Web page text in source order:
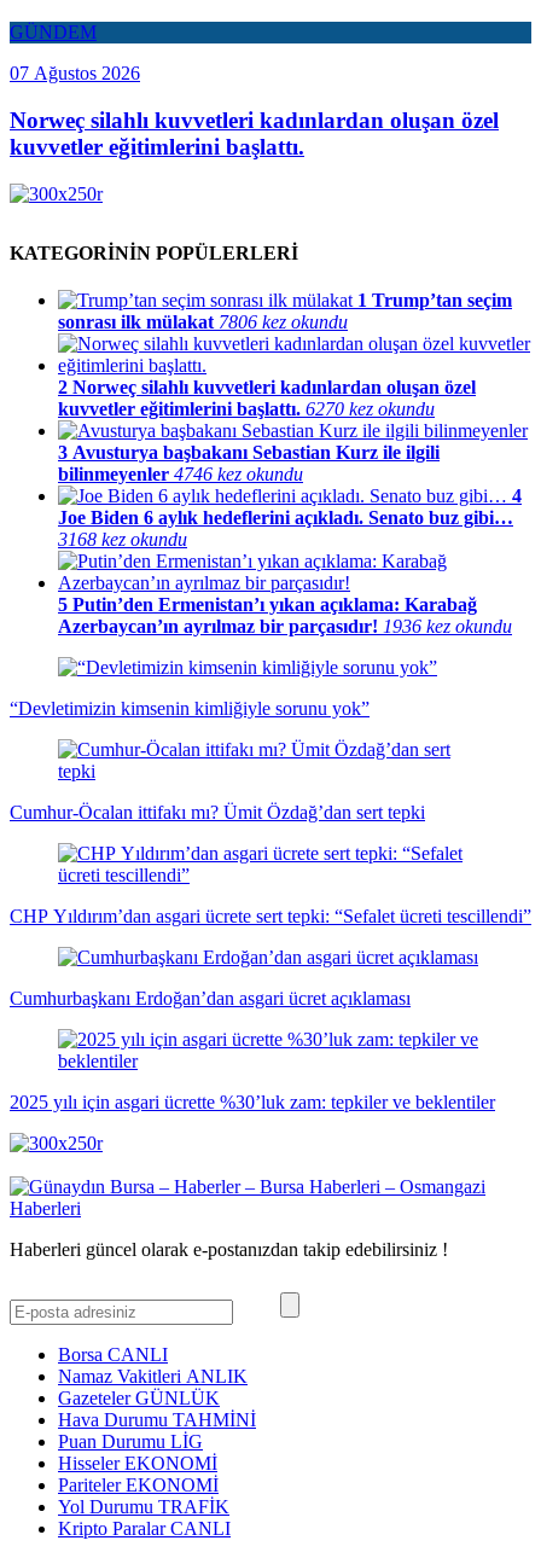
GÜNDEM
07 Ağustos 2026
Norweç silahlı kuvvetleri kadınlardan oluşan özel
kuvvetler eğitimlerini başlattı.
KATEGORİNİN POPÜLERLERİ
1 Trump’tan seçim
sonrası ilk mülakat 7806 kez okundu
2 Norweç silahlı kuvvetleri kadınlardan oluşan özel
kuvvetler eğitimlerini başlattı. 6270 kez okundu
3 Avusturya başbakanı Sebastian Kurz ile ilgili
bilinmeyenler 4746 kez okundu
4
Joe Biden 6 aylık hedeflerini açıkladı. Senato buz gibi…
3168 kez okundu
5 Putin’den Ermenistan’ı yıkan açıklama: Karabağ
Azerbaycan’ın ayrılmaz bir parçasıdır! 1936 kez okundu
“Devletimizin kimsenin kimliğiyle sorunu yok”
Cumhur-Öcalan ittifakı mı? Ümit Özdağ’dan sert tepki
CHP Yıldırım’dan asgari ücrete sert tepki: “Sefalet ücreti tescillendi”
Cumhurbaşkanı Erdoğan’dan asgari ücret açıklaması
2025 yılı için asgari ücrette %30’luk zam: tepkiler ve beklentiler
Haberleri güncel olarak e-postanızdan takip edebilirsiniz !
Borsa CANLI
Namaz Vakitleri ANLIK
GazetelerGÜNLÜK
Hava Durumu TAHMİNİ
Puan Durumu LİG
HisselerEKONOMİ
ParitelerEKONOMİ
Yol Durumu TRAFİK
Kripto ParalarCANLI